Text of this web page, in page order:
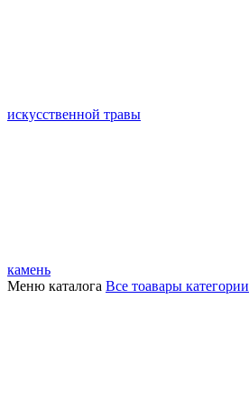
искусственной травы
камень
Меню каталога Все тоавары категории